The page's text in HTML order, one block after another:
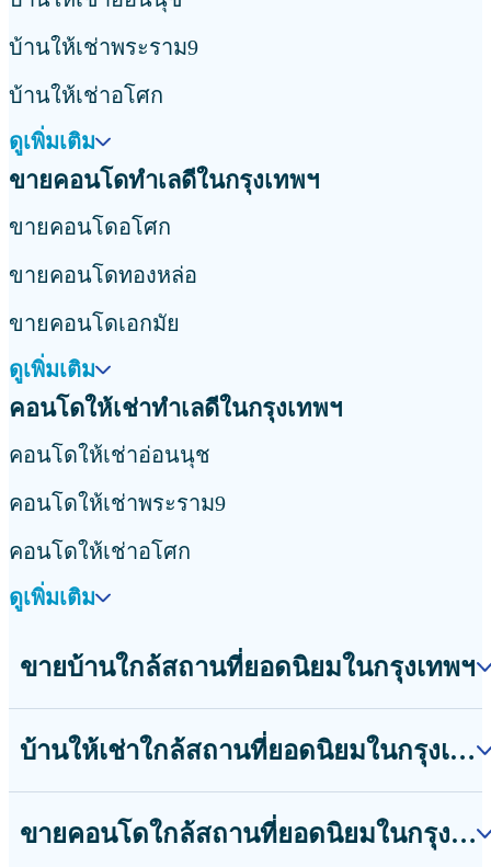
บ้านให้เช่าพระราม9
บ้านให้เช่าอโศก
ดูเพิ่มเติม
ขายคอนโดทำเลดีในกรุงเทพฯ
ขายคอนโดอโศก
ขายคอนโดทองหล่อ
ขายคอนโดเอกมัย
ดูเพิ่มเติม
คอนโดให้เช่าทำเลดีในกรุงเทพฯ
คอนโดให้เช่าอ่อนนุช
คอนโดให้เช่าพระราม9
คอนโดให้เช่าอโศก
ดูเพิ่มเติม
ขายบ้านใกล้สถานที่ยอดนิยมในกรุงเทพฯ
บ้านให้เช่าใกล้สถานที่ยอดนิยมในกรุงเทพฯ
ขายคอนโดใกล้สถานที่ยอดนิยมในกรุงเทพฯ